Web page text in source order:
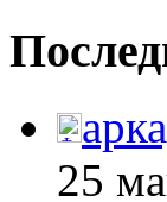
25